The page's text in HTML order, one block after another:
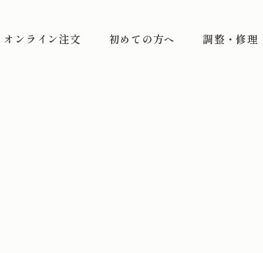
オンライン注文 初めての方へ 調整・修理